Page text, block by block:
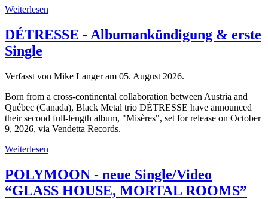
Weiterlesen
DÉTRESSE - Albumankündigung & erste
Single
Verfasst von Mike Langer am 05. August 2026.
Born from a cross-continental collaboration between Austria and
Québec (Canada), Black Metal trio DÉTRESSE have announced
their second full-length album, "Misères", set for release on October
9, 2026, via Vendetta Records.
Weiterlesen
POLYMOON - neue Single/Video
“GLASS HOUSE, MORTAL ROOMS”